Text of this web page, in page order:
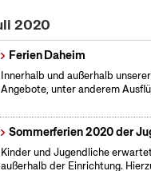
2020
Ferien Daheim
Innerhalb und außerhalb
Angebote, unter anderem
Sommerferien 2020 der
Kinder und Jugendliche
außerhalb der Einrichtung.